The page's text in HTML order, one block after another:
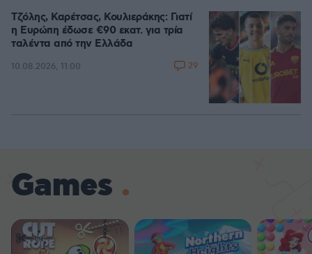
Τζόλης, Καρέτσας, Κουλιεράκης: Γιατί
η Ευρώπη έδωσε €90 εκατ. για τρία
ταλέντα από την Ελλάδα
10.08.2026, 11:00 29
Games